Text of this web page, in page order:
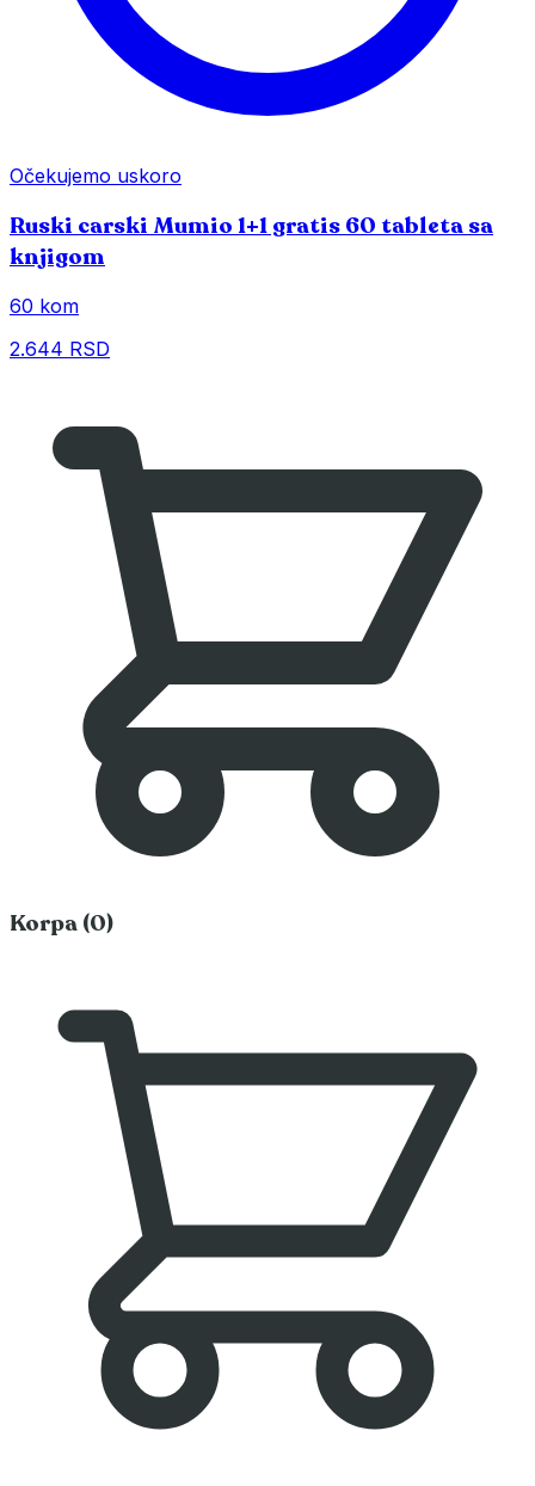
Očekujemo uskoro
Ruski carski Mumio 1+1 gratis 60 tableta sa
knjigom
60 kom
2.644 RSD
Korpa (0)